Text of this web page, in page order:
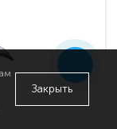
Закрыть